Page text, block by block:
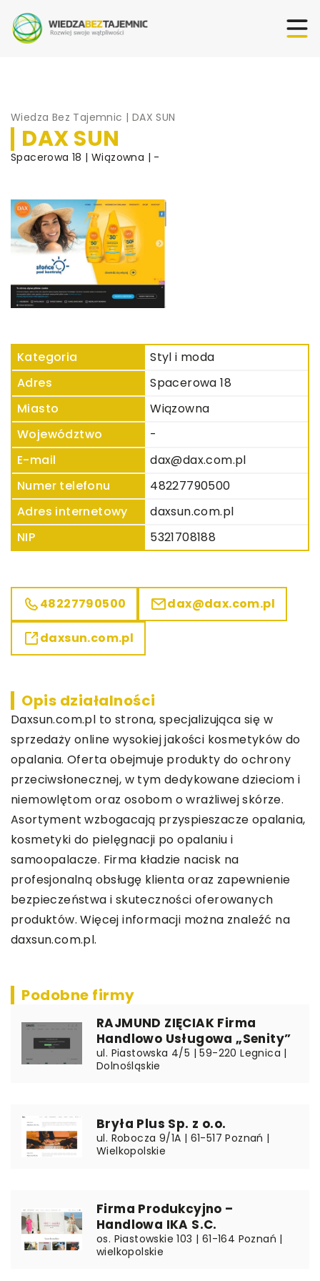
Wiedza Bez Tajemnic | DAX SUN
DAX SUN
Spacerowa 18 | Wiązowna | -
Kategoria
Styl i moda
Adres
Spacerowa 18
Miasto
Wiązowna
Województwo
-
E-mail
dax@dax.com.pl
Numer telefonu
48227790500
Adres internetowy
daxsun.com.pl
NIP
5321708188
48227790500 dax@dax.com.pl
daxsun.com.pl
Opis działalności
Daxsun.com.pl to strona, specjalizująca się w
sprzedaży online wysokiej jakości kosmetyków do
opalania. Oferta obejmuje produkty do ochrony
przeciwsłonecznej, w tym dedykowane dzieciom i
niemowlętom oraz osobom o wrażliwej skórze.
Asortyment wzbogacają przyspieszacze opalania,
kosmetyki do pielęgnacji po opalaniu i
samoopalacze. Firma kładzie nacisk na
profesjonalną obsługę klienta oraz zapewnienie
bezpieczeństwa i skuteczności oferowanych
produktów. Więcej informacji można znaleźć na
daxsun.com.pl.
Podobne firmy
RAJMUND ZIĘCIAK Firma
Handlowo Usługowa „Senity”
ul. Piastowska 4/5 | 59-220 Legnica |
Dolnośląskie
Bryła Plus Sp. z o.o.
ul. Robocza 9/1A | 61-517 Poznań |
Wielkopolskie
Firma Produkcyjno –
Handlowa IKA S.C.
os. Piastowskie 103 | 61-164 Poznań |
wielkopolskie